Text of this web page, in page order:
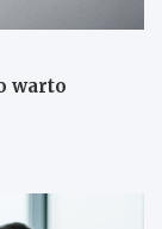
warto